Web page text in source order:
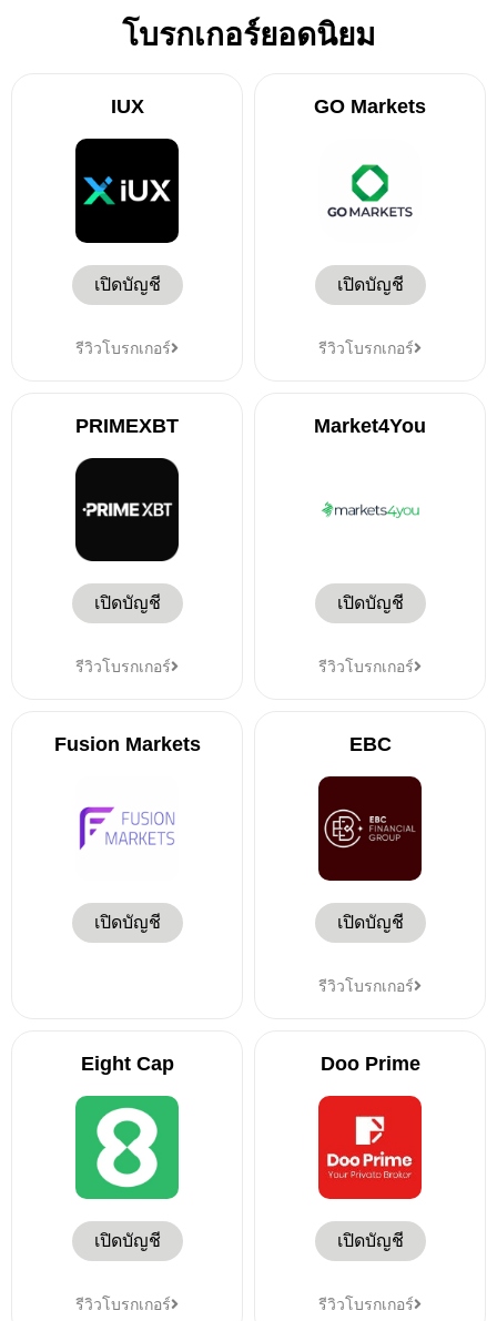
โบรกเกอร์ยอดนิยม
IUX
เปิดบัญชี
รีวิวโบรกเกอร์
GO Markets
เปิดบัญชี
รีวิวโบรกเกอร์
PRIMEXBT
เปิดบัญชี
รีวิวโบรกเกอร์
Market4You
เปิดบัญชี
รีวิวโบรกเกอร์
Fusion Markets
เปิดบัญชี
EBC
เปิดบัญชี
รีวิวโบรกเกอร์
Eight Cap
เปิดบัญชี
รีวิวโบรกเกอร์
Doo Prime
เปิดบัญชี
รีวิวโบรกเกอร์